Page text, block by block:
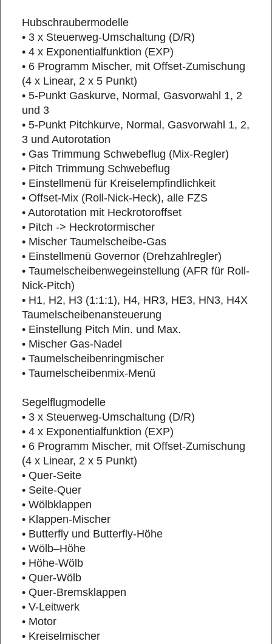
Hubschraubermodelle
• 3 x Steuerweg-Umschaltung (D/R)
• 4 x Exponentialfunktion (EXP)
• 6 Programm Mischer, mit Offset-Zumischung
(4 x Linear, 2 x 5 Punkt)
• 5-Punkt Gaskurve, Normal, Gasvorwahl 1, 2
und 3
• 5-Punkt Pitchkurve, Normal, Gasvorwahl 1, 2,
3 und Autorotation
• Gas Trimmung Schwebeflug (Mix-Regler)
• Pitch Trimmung Schwebeflug
• Einstellmenü für Kreiselempfindlichkeit
• Offset-Mix (Roll-Nick-Heck), alle FZS
• Autorotation mit Heckrotoroffset
• Pitch -> Heckrotormischer
• Mischer Taumelscheibe-Gas
• Einstellmenü Governor (Drehzahlregler)
• Taumelscheibenwegeinstellung (AFR für Roll-
Nick-Pitch)
• H1, H2, H3 (1:1:1), H4, HR3, HE3, HN3, H4X
Taumelscheibenansteuerung
• Einstellung Pitch Min. und Max.
• Mischer Gas-Nadel
• Taumelscheibenringmischer
• Taumelscheibenmix-Menü
Segelflugmodelle
• 3 x Steuerweg-Umschaltung (D/R)
• 4 x Exponentialfunktion (EXP)
• 6 Programm Mischer, mit Offset-Zumischung
(4 x Linear, 2 x 5 Punkt)
• Quer-Seite
• Seite-Quer
• Wölbklappen
• Klappen-Mischer
• Butterfly und Butterfly-Höhe
• Wölb–Höhe
• Höhe-Wölb
• Quer-Wölb
• Quer-Bremsklappen
• V-Leitwerk
• Motor
• Kreiselmischer